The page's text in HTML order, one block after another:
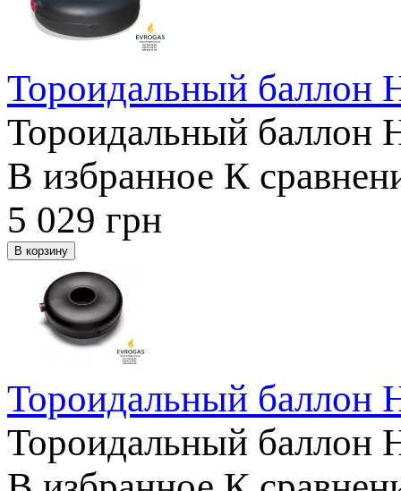
Тороидальный
Тороидальный
В избранное К
5 029 грн
Тороидальный
Тороидальный